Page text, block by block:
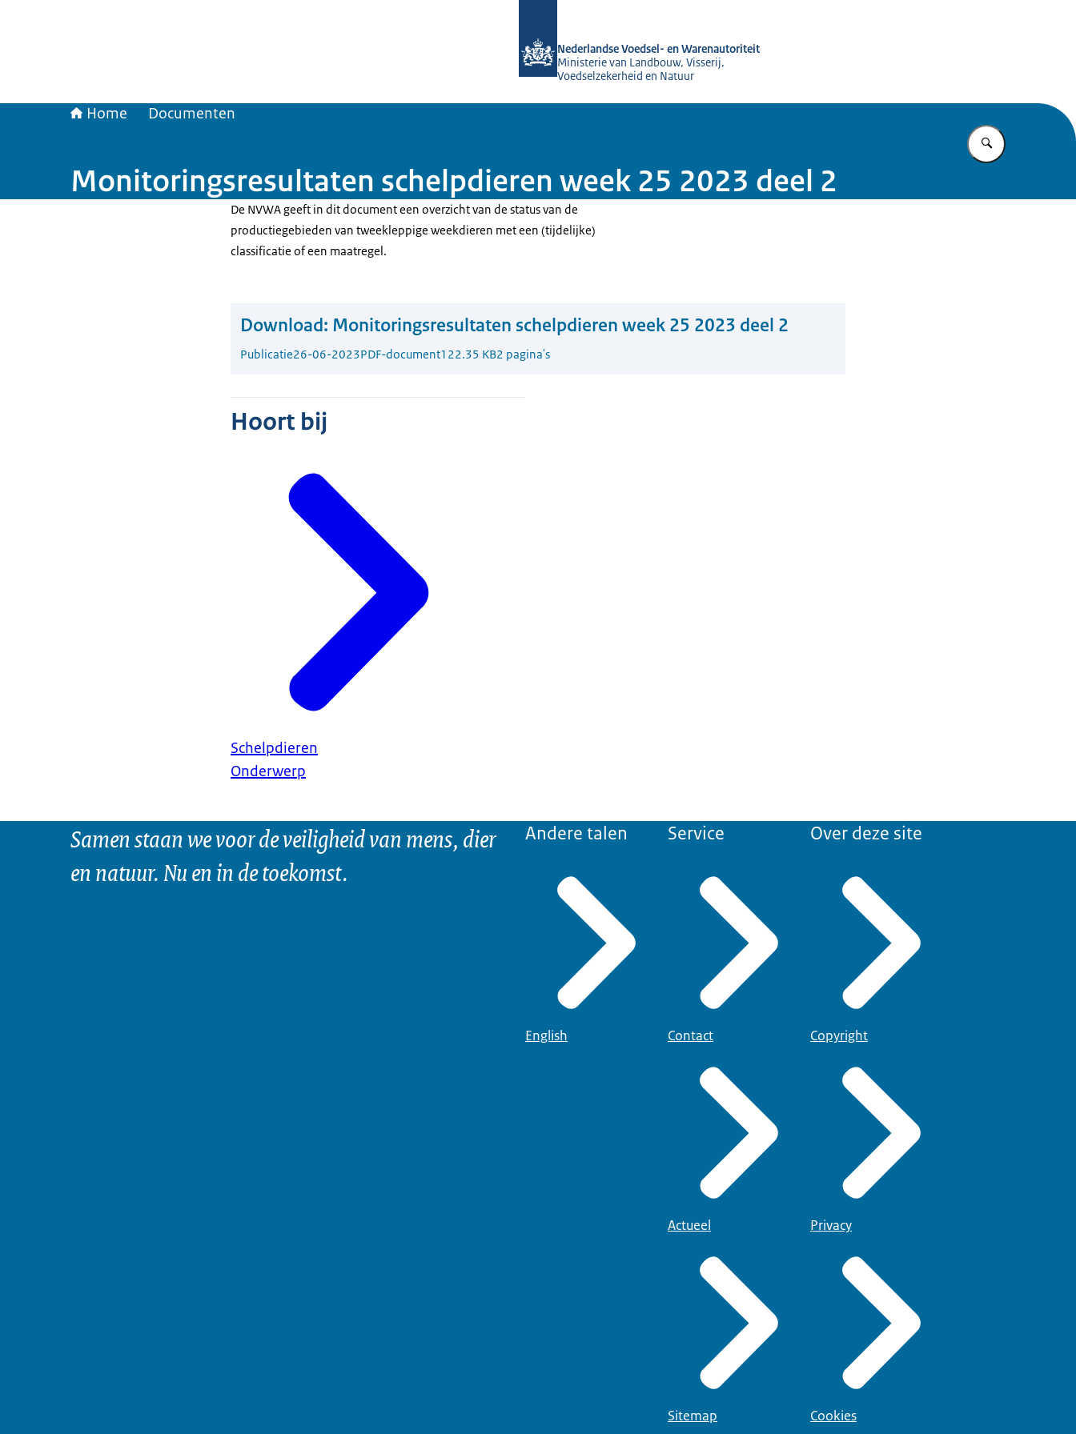
Nederlandse Voedsel- en Warenautoriteit
Ministerie van Landbouw, Visserij,
Voedselzekerheid en Natuur
Home Documenten
Vul in wat u
Monitoringsresultaten schelpdieren week 25 2023 deel 2
De NVWA geeft in dit document een overzicht van de status van de
productiegebieden van tweekleppige weekdieren met een (tijdelijke)
classificatie of een maatregel.
Download: Monitoringsresultaten schelpdieren week 25 2023 deel 2
Publicatie26-06-2023PDF-document122.35 KB2 pagina's
Hoort bij
Schelpdieren
Onderwerp
Samen staan we voor de veiligheid van mens, dier
en natuur. Nu en in de toekomst.
Andere talen
English
Service
Contact
Actueel
Sitemap
Over deze site
Copyright
Privacy
Cookies